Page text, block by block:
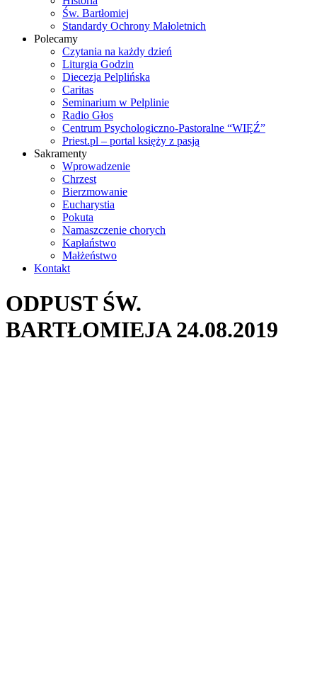
Św. Bartłomiej
Standardy Ochrony Małoletnich
Polecamy
Czytania na każdy dzień
Liturgia Godzin
Diecezja Pelplińska
Caritas
Seminarium w Pelplinie
Radio Głos
Centrum Psychologiczno-Pastoralne “WIĘŹ”
Priest.pl – portal księży z pasją
Sakramenty
Wprowadzenie
Chrzest
Bierzmowanie
Eucharystia
Pokuta
Namaszczenie chorych
Kapłaństwo
Małżeństwo
Kontakt
ODPUST ŚW.
BARTŁOMIEJA 24.08.2019